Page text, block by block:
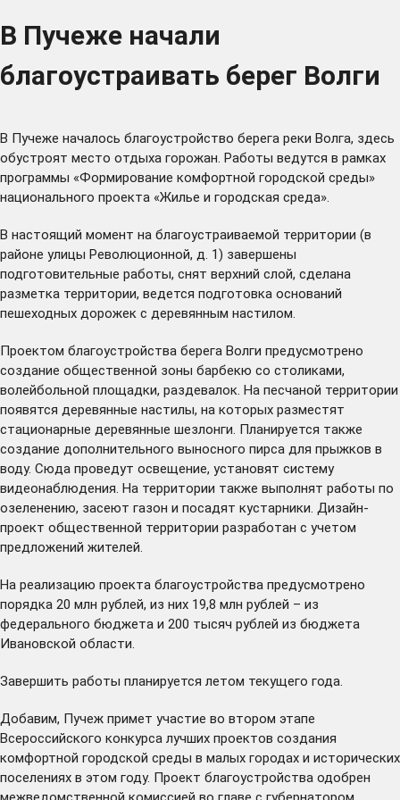
В Пучеже начали
благоустраивать берег Волги
В Пучеже началось благоустройство берега реки Волга, здесь
обустроят место отдыха горожан. Работы ведутся в рамках
программы «Формирование комфортной городской среды»
национального проекта «Жилье и городская среда».
В настоящий момент на благоустраиваемой территории (в
районе улицы Революционной, д. 1) завершены
подготовительные работы, снят верхний слой, сделана
разметка территории, ведется подготовка оснований
пешеходных дорожек с деревянным настилом.
Проектом благоустройства берега Волги предусмотрено
создание общественной зоны барбекю со столиками,
волейбольной площадки, раздевалок. На песчаной территории
появятся деревянные настилы, на которых разместят
стационарные деревянные шезлонги. Планируется также
создание дополнительного выносного пирса для прыжков в
воду. Сюда проведут освещение, установят систему
видеонаблюдения. На территории также выполнят работы по
озеленению, засеют газон и посадят кустарники. Дизайн-
проект общественной территории разработан с учетом
предложений жителей.
На реализацию проекта благоустройства предусмотрено
порядка 20 млн рублей, из них 19,8 млн рублей – из
федерального бюджета и 200 тысяч рублей из бюджета
Ивановской области.
Завершить работы планируется летом текущего года.
Добавим, Пучеж примет участие во втором этапе
Всероссийского конкурса лучших проектов создания
комфортной городской среды в малых городах и исторических
поселениях в этом году. Проект благоустройства одобрен